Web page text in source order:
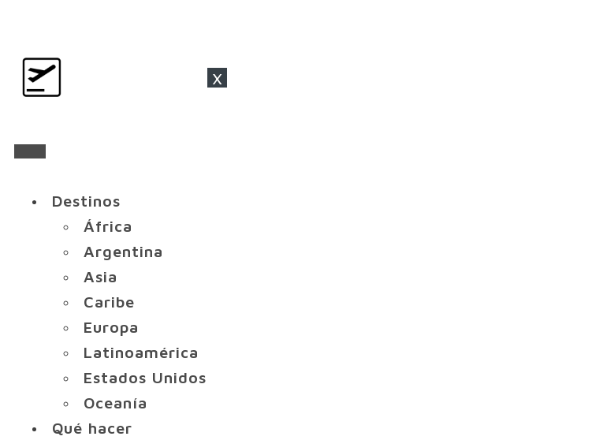
x
Destinos
África
Argentina
Asia
Caribe
Europa
Latinoamérica
Estados Unidos
Oceanía
Qué hacer